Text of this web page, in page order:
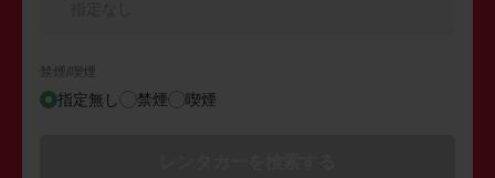
禁煙/喫煙
指定無し 禁煙 喫煙